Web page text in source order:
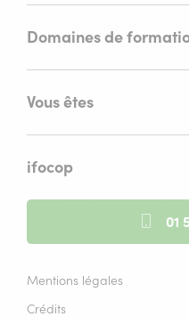
Domaines de
Vous êtes
ifocop
01
Mentions légales
Crédits